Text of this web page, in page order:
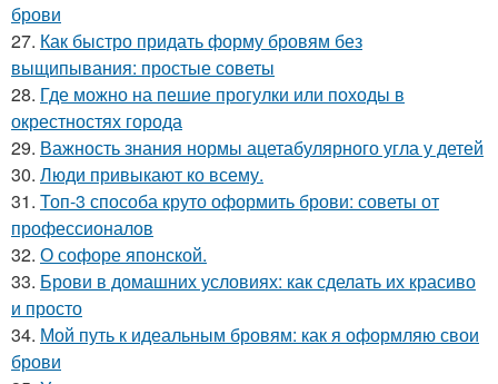
брови
27. Как быстро придать форму бровям без
выщипывания: простые советы
28. Где можно на пешие прогулки или походы в
окрестностях города
29. Важность знания нормы ацетабулярного угла у детей
30. Люди привыкают ко всему.
31. Топ-3 способа круто оформить брови: советы от
профессионалов
32. О софоре японской.
33. Брови в домашних условиях: как сделать их красиво
и просто
34. Мой путь к идеальным бровям: как я оформляю свои
брови